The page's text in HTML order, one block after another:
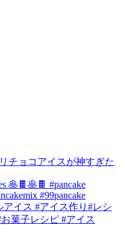
チョコアイスが神すぎた
🥞🍫🥞🍫 #pancake
#99pancake
イス #アイス作り#レシ
菓子レシピ #アイス